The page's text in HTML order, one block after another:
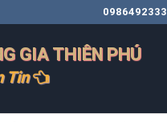
0986492333
GIA THIÊN PHÚ
Tin